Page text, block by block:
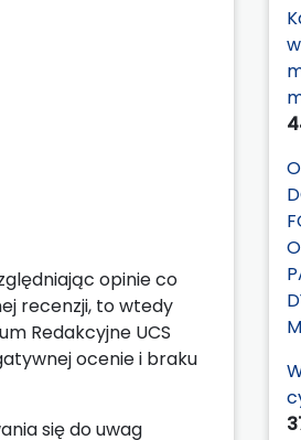
opinie co
recenzji, to wtedy
Redakcyjne UCS
ocenie i braku
się do uwag